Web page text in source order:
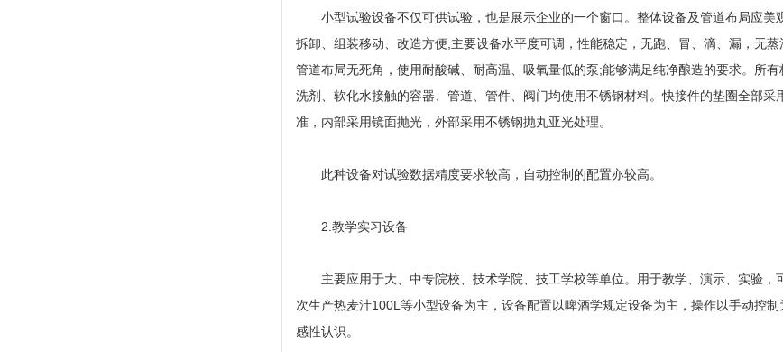
小型试验设备不仅可供试验，也是展示企业的一个窗口。整体设备及管道布局应
拆卸、组装移动、改造方便;主要设备水平度可调，性能稳定，无跑、冒、滴、漏，无
管道布局无死角，使用耐酸碱、耐高温、吸氧量低的泵;能够满足纯净酿造的要求。所
洗剂、软化水接触的容器、管道、管件、阀门均使用不锈钢材料。快接件的垫圈全部
准，内部采用镜面抛光，外部采用不锈钢抛丸亚光处理。
此种设备对试验数据精度要求较高，自动控制的配置亦较高。
2.教学实习设备
主要应用于大、中专院校、技术学院、技工学校等单位。用于教学、演示、实验
次生产热麦汁100L等小型设备为主，设备配置以啤酒学规定设备为主，操作以手动控
感性认识。